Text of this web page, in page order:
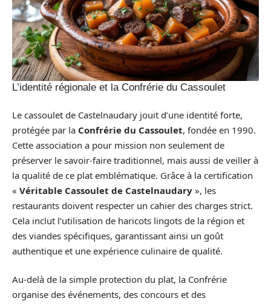
L’identité régionale et la Confrérie du Cassoulet
Le cassoulet de Castelnaudary jouit d’une identité forte,
protégée par la Confrérie du Cassoulet, fondée en 1990.
Cette association a pour mission non seulement de
préserver le savoir-faire traditionnel, mais aussi de veiller à
la qualité de ce plat emblématique. Grâce à la certification
« Véritable Cassoulet de Castelnaudary », les
restaurants doivent respecter un cahier des charges strict.
Cela inclut l’utilisation de haricots lingots de la région et
des viandes spécifiques, garantissant ainsi un goût
authentique et une expérience culinaire de qualité.
Au-delà de la simple protection du plat, la Confrérie
organise des événements, des concours et des